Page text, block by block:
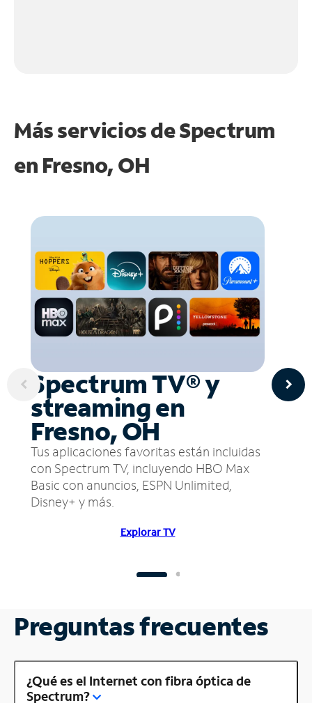
Más servicios de Spectrum
en Fresno, OH
Spectrum TV® y
streaming en
Fresno, OH
Tus aplicaciones favoritas están incluidas
con Spectrum TV, incluyendo HBO Max
Basic con anuncios, ESPN Unlimited,
Disney+ y más.
Explorar TV
Preguntas frecuentes
¿Qué es el Internet con fibra óptica de
Spectrum?